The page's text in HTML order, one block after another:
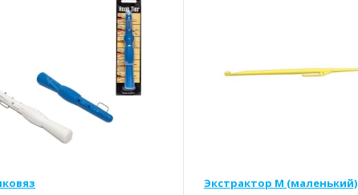
Экстрактор M (маленький)